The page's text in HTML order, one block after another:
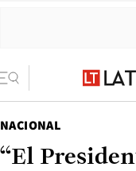
NACIONAL
“El